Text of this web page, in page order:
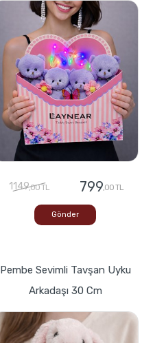
1149,00 TL 799,00 TL
Gönder
Pembe Sevimli Tavşan Uyku
Arkadaşı 30 Cm